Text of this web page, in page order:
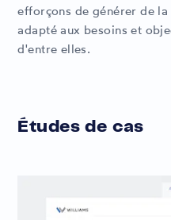
efforçons de générer de
adapté aux besoins et
d'entre elles.
Études de cas